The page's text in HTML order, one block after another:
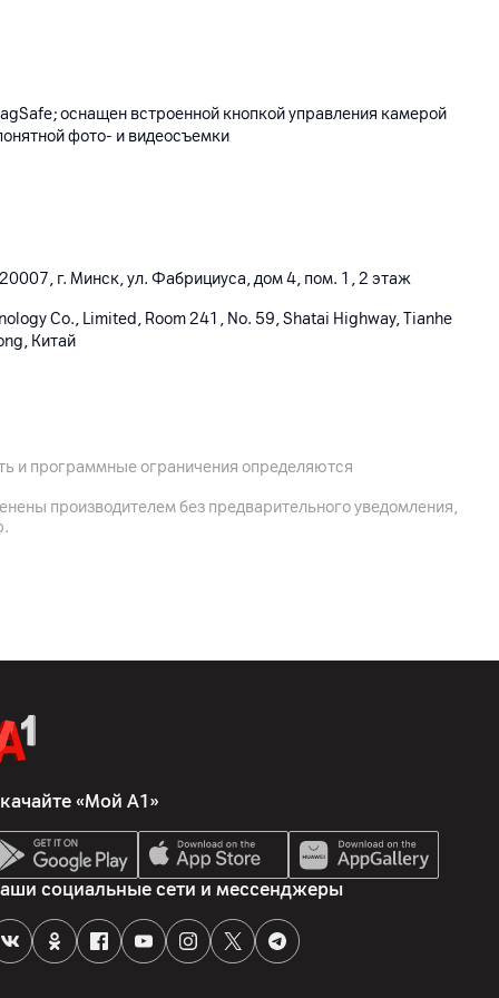
оснащен встроенной кнопкой управления камерой
фото- и видеосъемки
г. Минск, ул. Фабрициуса, дом 4, пом. 1, 2 этаж
Co., Limited, Room 241, No. 59, Shatai Highway, Tianhe
Китай
и программные ограничения определяются
производителем без предварительного уведомления,
«Мой А1»
социальные сети и мессенджеры